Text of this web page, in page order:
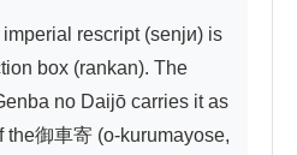
box (rankan). The
no Daijō carries it as
the御車寄 (o-kurumayose,